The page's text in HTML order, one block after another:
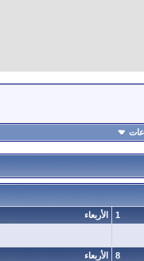
1 الأربعاء
8 الأربعاء